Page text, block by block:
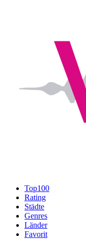
Top100
Rating
Städte
Genres
Länder
Favorit